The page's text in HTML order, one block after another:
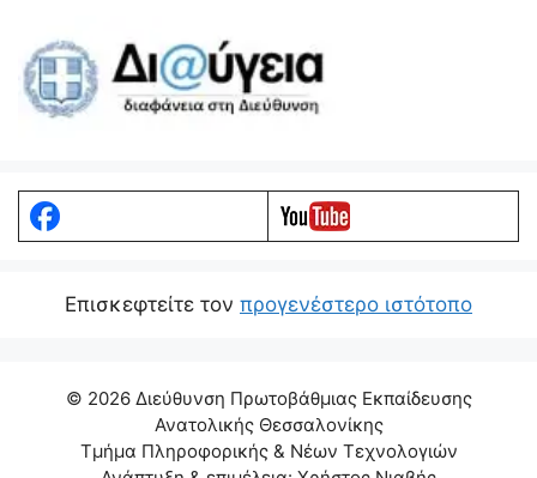
Eπισκεφτείτε τον προγενέστερο ιστότοπο
© 2026 Διεύθυνση Πρωτοβάθμιας Εκπαίδευσης
Ανατολικής Θεσσαλονίκης
Τμήμα Πληροφορικής & Νέων Τεχνολογιών